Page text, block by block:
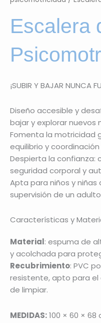
Escalera
¡SUBIR Y BAJAR NUNCA
Diseño accesible y
bajar y explorar nuevos
Fomenta la motricidad
equilibrio y
Despierta la confianza:
seguridad corporal y
Apta para niños y niñas
supervisión de un
Características y
Material: espuma de
y acolchada para
Recubrimiento: PVC
resistente, apto para
de limpiar.
MEDIDAS:100 × 60 × 68